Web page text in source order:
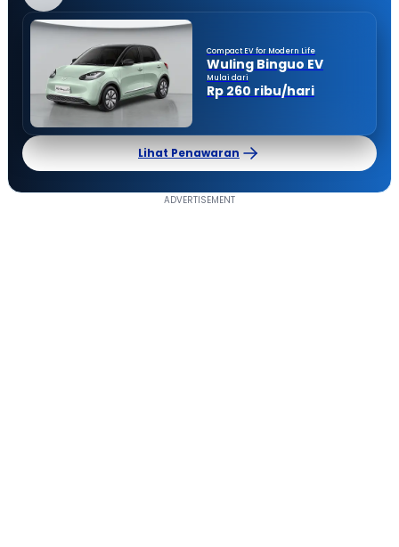
Compact EV for Modern Life
Wuling Binguo EV
Mulai dari
Rp 260 ribu/hari
Lihat Penawaran